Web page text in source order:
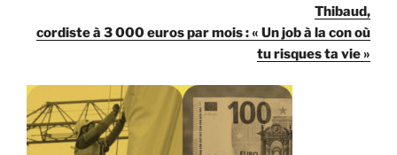
Thibaud,
cordiste à 3 000 euros par mois : « Un job à la con où
tu risques ta vie »